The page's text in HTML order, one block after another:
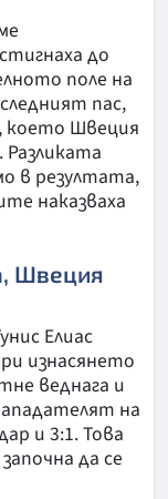
до
поле на
пас,
което Швеция
в резултата,
наказваха
Швеция
Елиас
изнасянето
веднага и
на
и 3:1. Това
да се